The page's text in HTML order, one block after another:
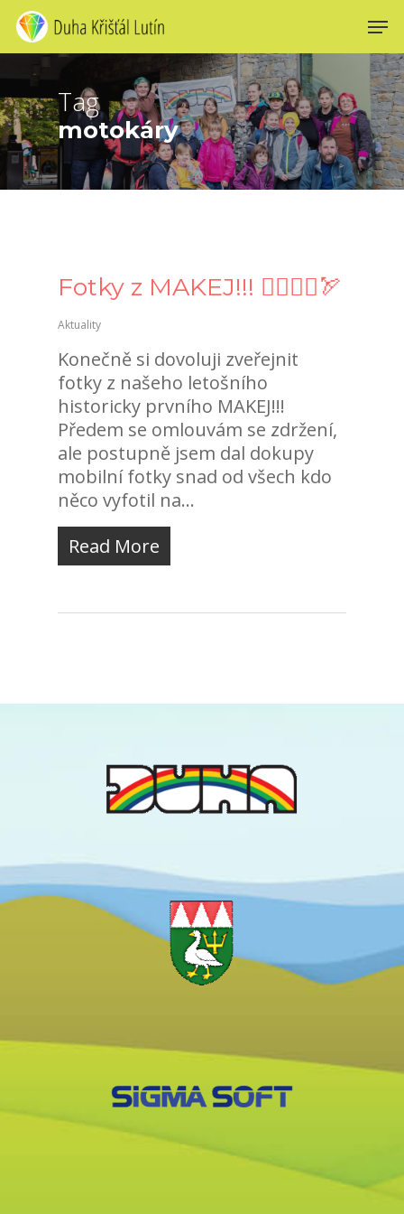
Skip
to
main
content
Tag
motokáry
Fotky z MAKEJ!!! 🏃‍♀️🏃‍♂️🏹
Aktuality
Konečně si dovoluji zveřejnit
fotky z našeho letošního
historicky prvního MAKEJ!!!
Předem se omlouvám se zdržení,
ale postupně jsem dal dokupy
mobilní fotky snad od všech kdo
něco vyfotil na...
Read More